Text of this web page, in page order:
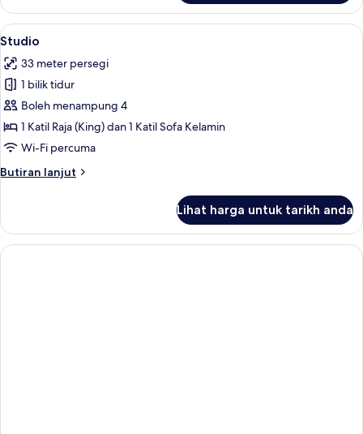
Suite,
Bedroom
Lihat
semua
foto
untuk
Studio
Peti besi dalam bilik, meja, langsir/
7
Studio
33 meter persegi
1 bilik tidur
Boleh menampung 4
1 Katil Raja (King) dan 1 Katil Sofa Kelamin
Wi-Fi percuma
Butiran lanjut
Butiran
Lihat harga untuk tarikh anda